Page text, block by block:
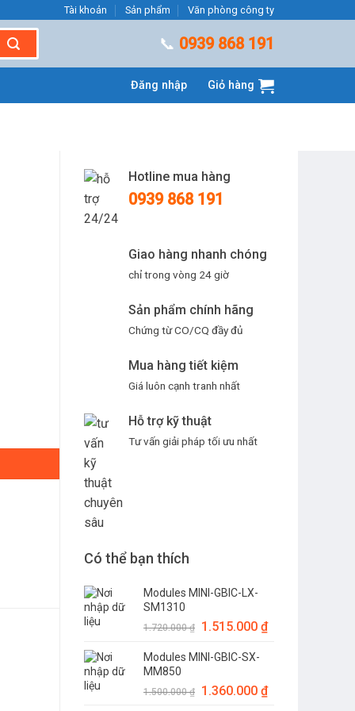
Tài khoản Sản phẩm Văn phòng công ty
📞 0939 868 191
Đăng nhập Giỏ hàng
Hotline mua hàng
0939 868 191
Giao hàng nhanh chóng
chỉ trong vòng 24 giờ
Sản phẩm chính hãng
Chứng từ CO/CQ đầy đủ
Mua hàng tiết kiệm
Giá luôn cạnh tranh nhất
Hỗ trợ kỹ thuật
Tư vấn giải pháp tối ưu nhất
Có thể bạn thích
Modules MINI-GBIC-LX-
SM1310
1.720.000₫
Giá
là:
1.515.000 ₫Giá
1.515.000 ₫.
Modules MINI-GBIC-SX-
MM850
1.500.000₫
Giá
1.360.000 ₫Giá